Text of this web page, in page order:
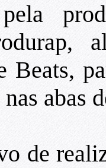
pela
Beats,
abas
de